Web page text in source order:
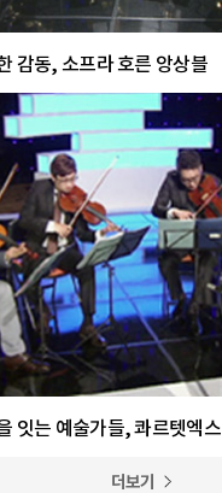
감동, 소프라 호른 앙상블
잇는 예술가들, 콰르텟엑스
더보기